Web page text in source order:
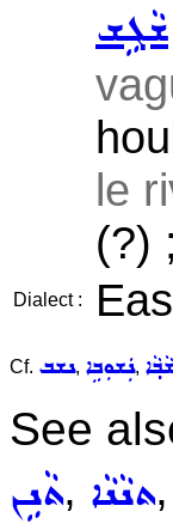
ܫܵܓܹܫ
le
(?) ;
Dialect :
Cf. ܢܫܒ, ܢܲܫܘܼܒܹܐ,
See
ܬܵܢܹܢ, ܬܢܵܢܵܐ,